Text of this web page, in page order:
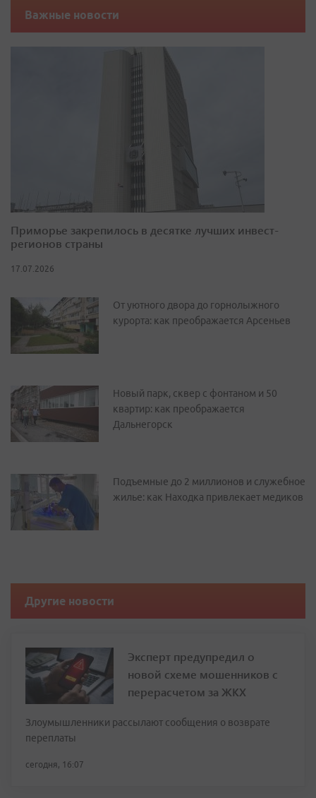
Важные новости
Приморье закрепилось в десятке лучших инвест-
регионов страны
17.07.2026
От уютного двора до горнолыжного
курорта: как преображается Арсеньев
Новый парк, сквер с фонтаном и 50
квартир: как преображается
Дальнегорск
Подъемные до 2 миллионов и служебное
жилье: как Находка привлекает медиков
Другие новости
Эксперт предупредил о
новой схеме мошенников с
перерасчетом за ЖКХ
Злоумышленники рассылают сообщения о возврате
переплаты
сегодня, 16:07